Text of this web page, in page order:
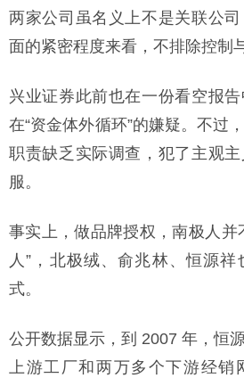
两家公司虽名义上不是关联公
面的紧密程度来看，不排除控制
兴业证券此前也在一份看空报
在“资金体外循环”的嫌疑。不过
职责缺乏实际调查，犯了主观
服。
事实上，做品牌授权，南极人并
人”，北极绒、俞兆林、恒源
式。
公开数据显示，到 2007 年，恒
上游工厂和两万多个下游经销